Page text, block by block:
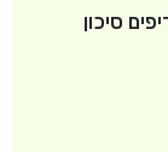
סיכון